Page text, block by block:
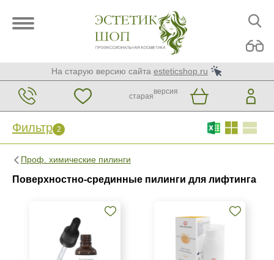
На старую версию сайта esteticshop.ru
старая
версия
Фильтр 2
Проф. химические пилинги
Поверхностно-срединные пилинги для лифтинга
Фильтр 2 Сброс